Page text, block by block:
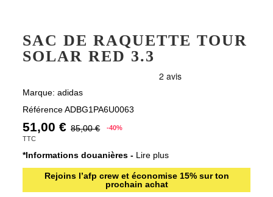
SAC DE RAQUETTE TOUR
SOLAR RED 3.3
Marque: adidas
Référence ADBG1PA6U0063
51,00 € 85,00 €
-40%
TTC
*Informations douanières - Lire plus
Rejoins l’afp crew et économise 15% sur ton
prochain achat